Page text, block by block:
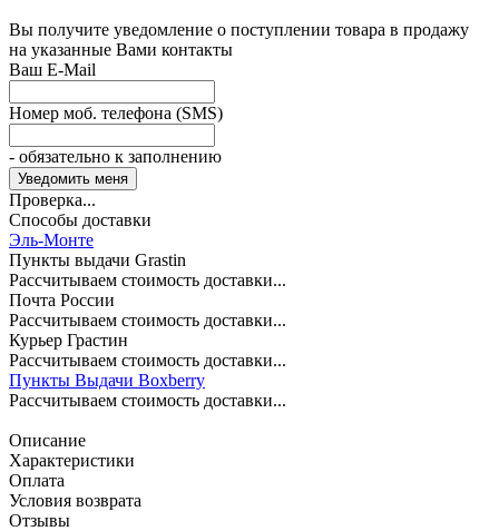
Вы получите уведомление о поступлении товара в продажу
на указанные Вами контакты
Ваш E-Mail
Номер моб. телефона (SMS)
- обязательно к заполнению
Проверка...
Способы доставки
Эль-Монте
Пункты выдачи Grastin
Рассчитываем стоимость доставки...
Почта России
Рассчитываем стоимость доставки...
Курьер Грастин
Рассчитываем стоимость доставки...
Пункты Выдачи Boxberry
Рассчитываем стоимость доставки...
Описание
Характеристики
Оплата
Условия возврата
Отзывы